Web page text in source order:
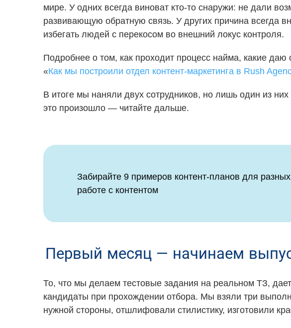
мире. У одних всегда виноват кто-то снаружи: не дали
развивающую обратную связь. У других причина всегда
избегать людей с перекосом во внешний локус контроля.
Подробнее о том, как проходит процесс найма, какие
«Как мы построили отдел контент-маркетинга в Rush
В итоге мы наняли двух сотрудников, но лишь один из
это произошло — читайте дальше.
Забирайте 9 примеров контент-планов для
работе с контентом
Первый месяц — начинаем
То, что мы делаем тестовые задания на реальном ТЗ,
кандидаты при прохождении отбора. Мы взяли три
нужной стороны, отшлифовали стилистику, изготовили